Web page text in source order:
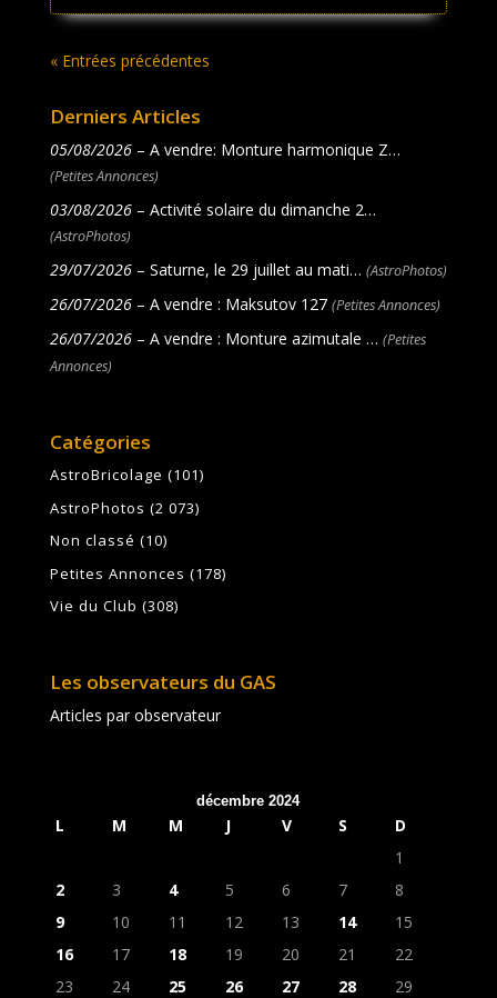
« Entrées précédentes
Derniers Articles
05/08/2026– A vendre: Monture harmonique Z…
(Petites Annonces)
03/08/2026– Activité solaire du dimanche 2…
(AstroPhotos)
29/07/2026– Saturne, le 29 juillet au mati… (AstroPhotos)
26/07/2026– A vendre : Maksutov 127 (Petites Annonces)
26/07/2026– A vendre : Monture azimutale … (Petites
Annonces)
Catégories
AstroBricolage (101)
AstroPhotos (2 073)
Non classé (10)
Petites Annonces (178)
Vie du Club (308)
Les observateurs du GAS
Articles par observateur
décembre 2024
L M M J V S
D
1
2
3 4 5 6 7
8
9
10 11 12 13 14
15
16
17 18 19 20 21
22
23
24 25 26 27 28
29